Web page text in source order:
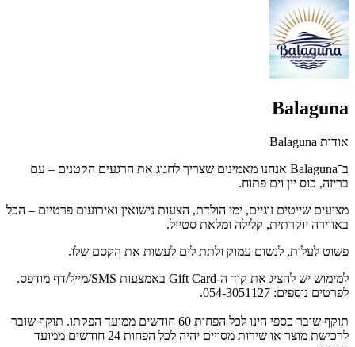
Balaguna
אודות Balaguna
ב־Balaguna אנחנו מאמינים שצריך לחגוג את הרגעים הקטנים – עם
בריזה, כוס יין וים פתוח.
מציעים שייטים זוגיים, ימי הולדת, הצעות נישואין ואירועים פרטיים – הכל
באווירה יוקרתית, קלילה ומלאת סטייל.
פשוט לעלות, לנשום עמוק ולתת לים לעשות את הקסם שלו.
למימוש יש להציג את קוד ה-Gift Card באמצעות SMS/מייל/דף מודפס.
לפרטים נוספים: 054-3051127.
תוקף שובר כספי הינו לכל הפחות 60 חודשים ממועד הפקתו. תוקף שובר
לרכישת מוצר או שירות מסויים יהיה לכל הפחות 24 חודשים ממועד